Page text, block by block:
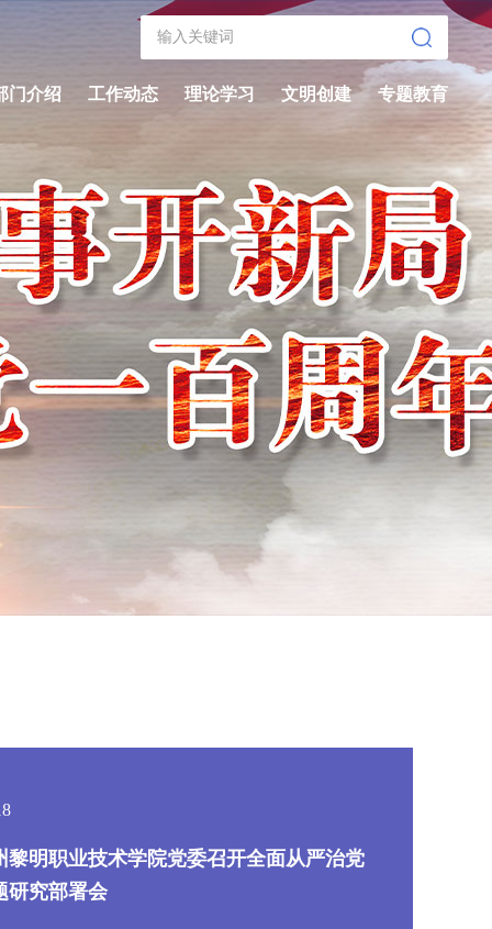
门介绍 工作动态 理论学习 文明创建 专题教育
黎明职业技术学院党委召开全面从严治党
研究部署会